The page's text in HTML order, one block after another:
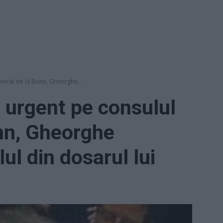
de la Bonn, Gheorghe...
pe consulul
Gheorghe
din dosarul lui